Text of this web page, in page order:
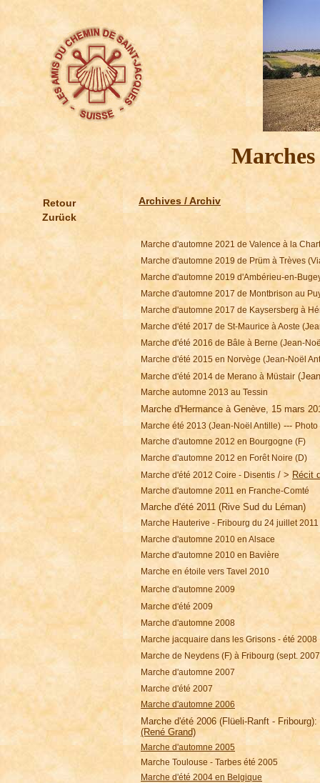
Retour
Zurück
Archives / Archiv
Marche d'automne 2021 de Valence à la
Marche d'automne 2019 de Prüm à Trèves
Marche d'automne 2019 d'Ambérieu-en-
Marche d'automne 2017 de Montbrison au
Marche d'automne 2017 de Kaysersberg à
Marche d'été 2017 de St-Maurice à Aoste
Marche d'été 2016 de Bâle à Berne (Jean-
Marche d'été 2015 en Norvège (Jean-Noël
Marche d'été 2014 de Merano à Müstair
Marche automne 2013 au Tessin
Marche d'Hermance à Genève, 15 mars
Marche été 2013 (Jean-Noël Antille) ---
Marche d'automne 2012 en Bourgogne (F)
Marche d'automne 2012 en Forêt Noire (D)
Marche d'été 2012 Coire - Disentis / > Récit
Marche d'automne 2011 en Franche-Comté
Marche d'été 2011 (Rive Sud du Léman)
Marche Hauterive - Fribourg du 24 juillet 2011
Marche d'automne 2010 en Alsace
Marche d'automne 2010 en Bavière
Marche en étoile vers Tavel 2010
Marche d'automne 2009
Marche d'été 2009
Marche d'automne 2008
Marche jacquaire dans les Grisons - été 2008
Marche de Neydens (F) à Fribourg (sept.
Marche d'automne 2007
Marche d'été 2007
Marche d'automne 2006
Marche d'été 2006 (Flüeli-Ranft - Fribourg):
(René Grand)
Marche d'automne 2005
Marche Toulouse - Tarbes été 2005
Marche d'été 2004 en Belgique